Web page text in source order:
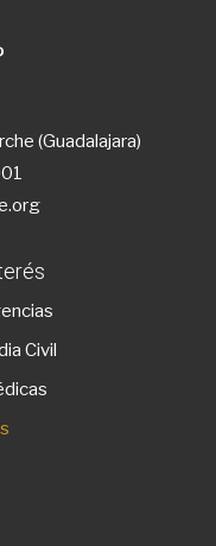
(Guadalajara)
Civil